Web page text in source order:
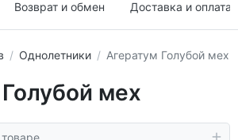
Возврат и обмен Доставка и оплата
Однолетники Агератум Голубой мех
мех